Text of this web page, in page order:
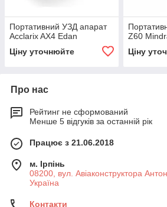
Портативний УЗД апарат
Acclarix AX4 Edan
Ціну уточнюйте
Z60
Ціну
Про нас
Рейтинг не сформований
Менше 5 відгуків за останній рік
Працює з 21.06.2018
м. Ірпінь
08200, вул. Авіаконструктора
Україна
Контакти